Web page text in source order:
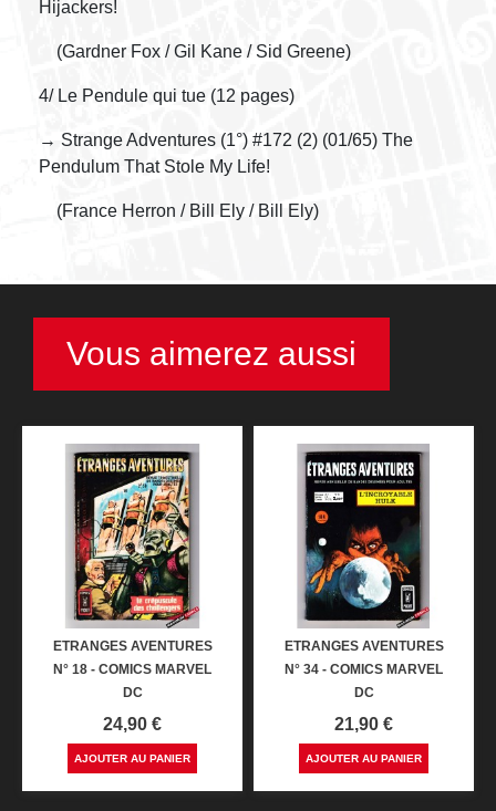
Hijackers!
(Gardner Fox / Gil Kane / Sid Greene)
4/ Le Pendule qui tue (12 pages)
→ Strange Adventures (1°) #172 (2) (01/65) The
Pendulum That Stole My Life!
(France Herron / Bill Ely / Bill Ely)
Vous aimerez aussi
ETRANGES AVENTURES
N° 18 - COMICS MARVEL
DC
Prix
24,90 €
AJOUTER AU PANIER
ETRANGES AVENTURES
N° 34 - COMICS MARVEL
DC
Prix
21,90 €
AJOUTER AU PANIER